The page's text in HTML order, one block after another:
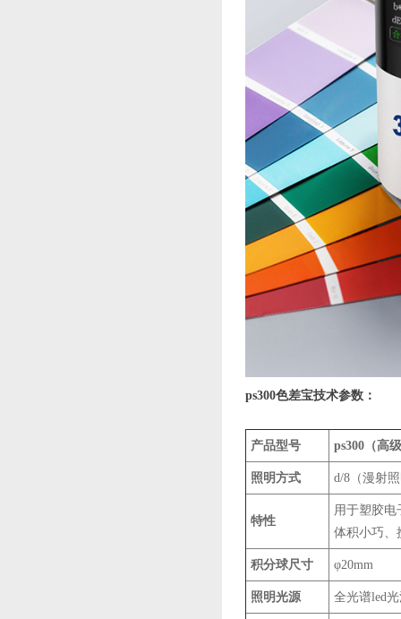
ps300色差宝技术参数：
产品型号 ps300（高
照明方式 d/8（漫射
特性
用于塑胶
体积小巧、
积分球尺寸 φ20mm
照明光源 全光谱led